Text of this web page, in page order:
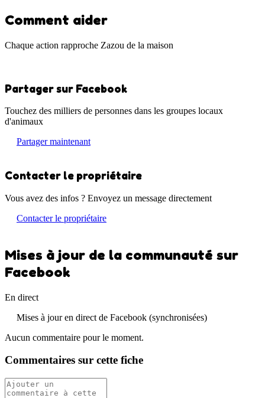
Comment aider
Chaque action rapproche Zazou de la maison
Partager sur Facebook
Touchez des milliers de personnes dans les groupes locaux
d'animaux
Partager maintenant
Contacter le propriétaire
Vous avez des infos ? Envoyez un message directement
Contacter le propriétaire
Mises à jour de la communauté sur
Facebook
En direct
Mises à jour en direct de Facebook (synchronisées)
Aucun commentaire pour le moment.
Commentaires sur cette fiche